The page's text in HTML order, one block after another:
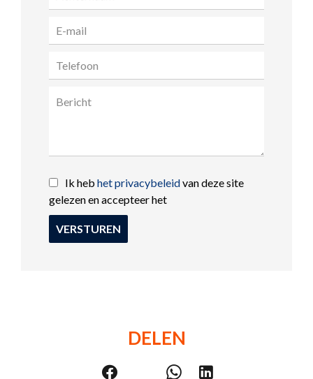
Ik heb het privacybeleidvan deze site
gelezen en accepteer het
VERSTUREN
DELEN